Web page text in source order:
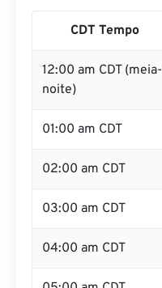
CDT Tempo
12:00 am CDT (meia-
noite)
01:00 am CDT
02:00 am CDT
03:00 am CDT
04:00 am CDT